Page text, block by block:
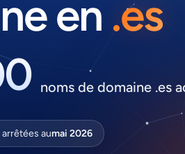
en .es
noms de domaine .es
aumai 2026